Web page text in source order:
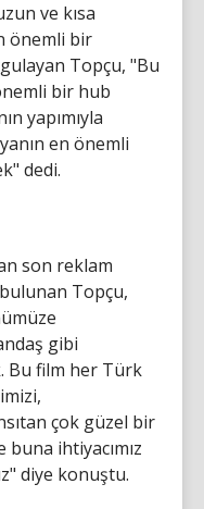
ve kısa
önemli bir
Topçu, "Bu
bir hub
yapımıyla
en önemli
dedi.
son reklam
Topçu,
gibi
Bu film her Türk
çok güzel bir
ihtiyacımız
diye konuştu.